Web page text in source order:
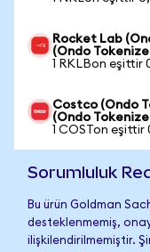
Rocket Lab
(Ondo
1 RKLBon eşittir
Costco (Ondo
(Ondo
1 COSTon eşittir
Sorumluluk
Bu ürün Goldman
desteklenmemiş,
ilişkilendirilmemiştir.